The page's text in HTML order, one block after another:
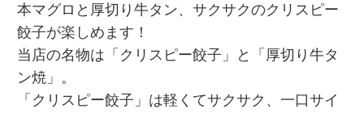
本マグロと厚切り牛タン、サクサクのクリスピー
餃子が楽しめます！
当店の名物は「クリスピー餃子」と「厚切り牛タ
ン焼」。
「クリスピー餃子」は軽くてサクサク、一口サイ